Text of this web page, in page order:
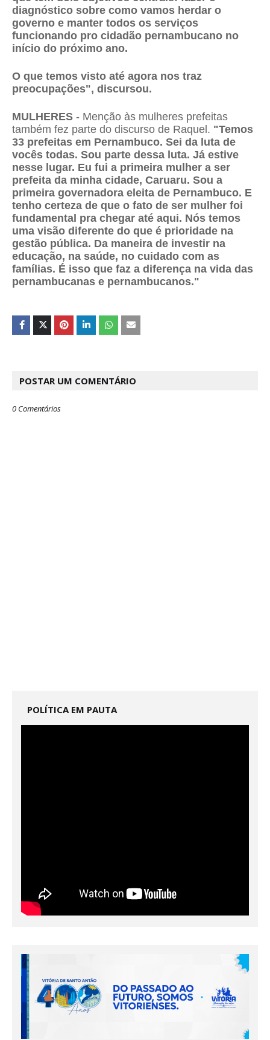
diagnóstico sobre como vamos herdar o
governo e manter todos os serviços
funcionando pro cidadão pernambucano no
início do próximo ano.
O que temos visto até agora nos traz
preocupações", discursou.
MULHERES - Menção às mulheres prefeitas
também fez parte do discurso de Raquel. "Temos
33 prefeitas em Pernambuco. Sei da luta de
vocês todas. Sou parte dessa luta. Já estive
nesse lugar. Eu fui a primeira mulher a ser
prefeita da minha cidade, Caruaru. Sou a
primeira governadora eleita de Pernambuco. E
tenho certeza de que o fato de ser mulher foi
fundamental pra chegar até aqui. Nós temos
uma visão diferente do que é prioridade na
gestão pública. Da maneira de investir na
educação, na saúde, no cuidado com as
famílias. É isso que faz a diferença na vida das
pernambucanas e pernambucanos."
POSTAR UM COMENTÁRIO
0 Comentários
POLÍTICA EM PAUTA